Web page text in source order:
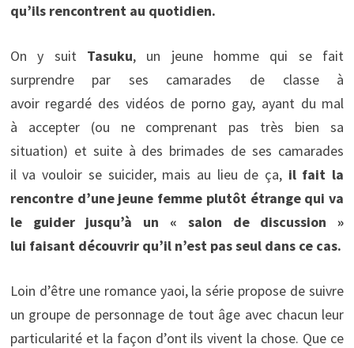
qu’ils rencontrent au quotidien.
On y suit Tasuku, un jeune homme qui se fait
surprendre par ses camarades de classe à
avoir regardé des vidéos de porno gay, ayant du mal
à accepter (ou ne comprenant pas très bien sa
situation) et suite à des brimades de ses camarades
il va vouloir se suicider, mais au lieu de ça, il fait la
rencontre d’une jeune femme plutôt étrange qui va
le guider jusqu’à un « salon de discussion »
lui faisant découvrir qu’il n’est pas seul dans ce cas.
Loin d’être une romance yaoi, la série propose de suivre
un groupe de personnage de tout âge avec chacun leur
particularité et la façon d’ont ils vivent la chose. Que ce